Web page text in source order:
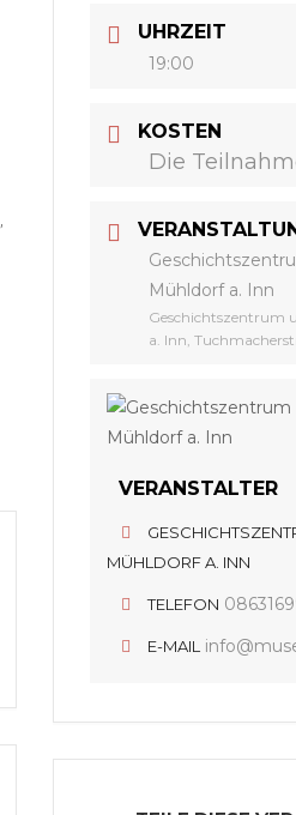
UHRZEIT
19:00
KOSTEN
Die
Mühldorf a. Inn
Geschichtszentrum
a. Inn,
VERANSTALTER
MÜHLDORF A. INN
TELEFON
E-MAIL